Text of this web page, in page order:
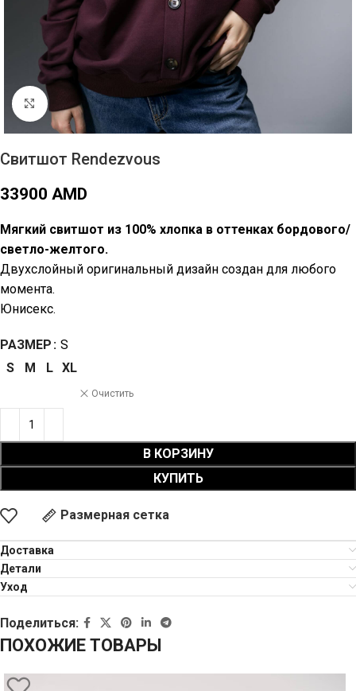
Click to enlarge
Свитшот Rendezvous
33900 AMD
Мягкий свитшот из 100% хлопка в оттенках бордового/
светло-желтого.
Двухслойный оригинальный дизайн создан для любого
момента.
Юнисекс.
РАЗМЕР
S
S
M L XL
Очистить
В КОРЗИНУ
КУПИТЬ
Размерная сетка
Доставка
Детали
Уход
Поделиться:
ПОХОЖИЕ ТОВАРЫ